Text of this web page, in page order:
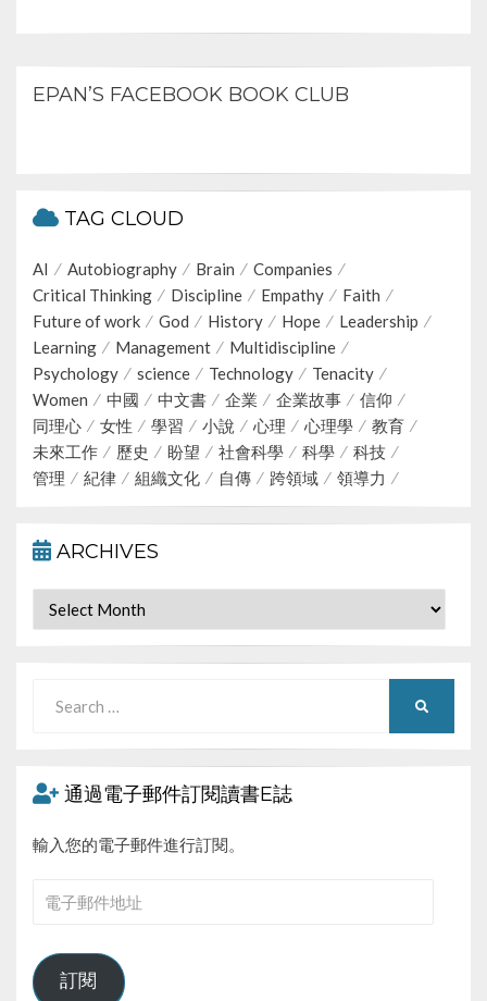
EPAN’S FACEBOOK BOOK CLUB
TAG CLOUD
AI Autobiography Brain
Companies
Critical Thinking
Discipline Empathy
Faith
Future of work
God History Hope
Leadership
Learning
Management
Multidiscipline
Psychology
science Technology
Tenacity
Women
中國 中文書 企業 企業故事
信仰
同理心
女性 學習 小說 心理 心理學
教育
未來工作
歷史 盼望 社會科學 科學
科技
管理
紀律 組織文化 自傳 跨領域 領導力
ARCHIVES
Archives
for:
通過電子郵件訂閱讀書E誌
輸入您的電子郵件進行訂閱。
件
地
訂閱